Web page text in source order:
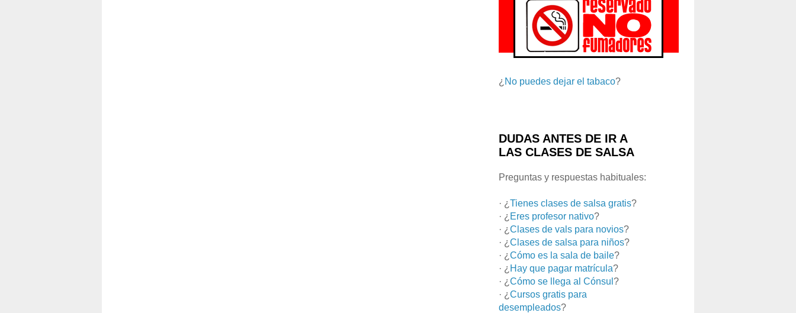
¿ No puedes dejar el tabaco?
DUDAS ANTES DE IR A
LAS CLASES DE SALSA
Preguntas y respuestas habituales:
· ¿ Tienes clases de salsa gratis?
· ¿ Eres profesor nativo?
· ¿ Clases de vals para novios?
· ¿ Clases de salsa para niños?
· ¿ Cómo es la sala de baile?
· ¿ Hay que pagar matrícula?
· ¿ Cómo se llega al Cónsul ?
· ¿ Cursos gratis para
desempleados?